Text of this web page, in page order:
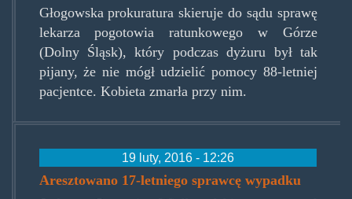
Głogowska prokuratura skieruje do sądu sprawę
lekarza pogotowia ratunkowego w Górze
(Dolny Śląsk), który podczas dyżuru był tak
pijany, że nie mógł udzielić pomocy 88-letniej
pacjentce. Kobieta zmarła przy nim.
19 luty, 2016 - 12:26
Aresztowano 17-letniego sprawcę wypadku